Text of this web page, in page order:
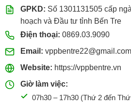
GPKD: Số 1301131505 cấp
hoạch và Đầu tư tỉnh Bến Tre
Điện thoại: 0869.03.9090
Email: vppbentre22@gmail.com
Website: https://vppbentre.vn
Giờ làm việc:
07h30 – 17h30 (Thứ 2 đến